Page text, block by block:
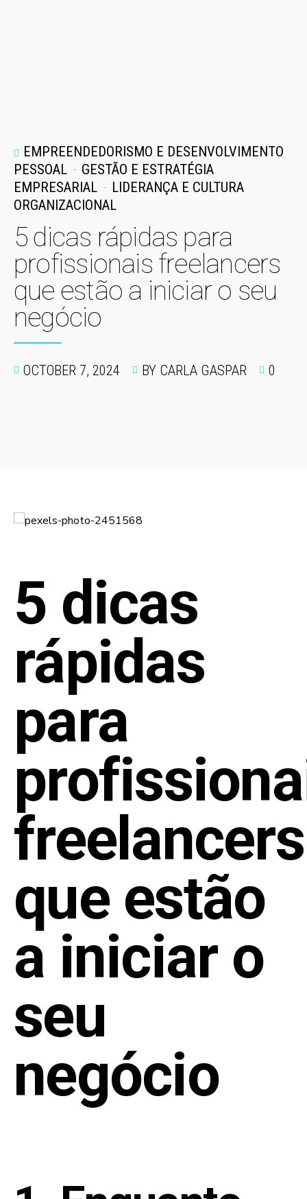
EMPREENDEDORISMO E DESENVOLVIMENTO
PESSOAL
GESTÃO E ESTRATÉGIA
EMPRESARIAL
LIDERANÇA E CULTURA
ORGANIZACIONAL
5 dicas rápidas para
profissionais freelancers
que estão a iniciar o seu
negócio
OCTOBER 7, 2024 BY CARLA GASPAR 0
5 dicas
rápidas
para
freelancers
que estão
a iniciar o
seu
negócio